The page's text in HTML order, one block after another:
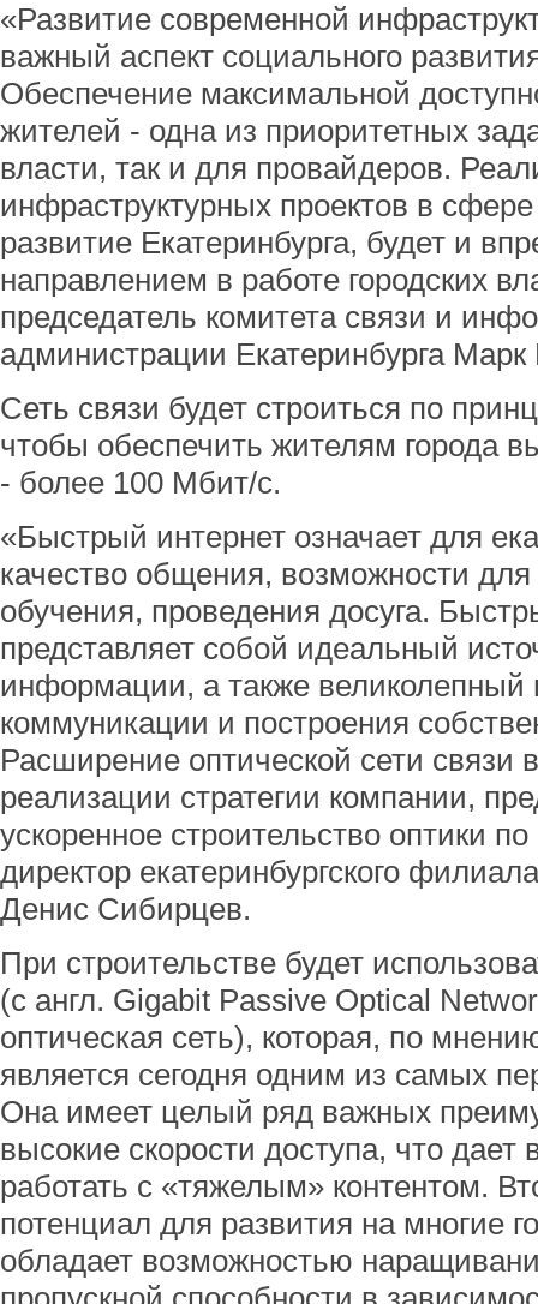
«Развитие современной
важный аспект социального
Обеспечение максимальной
жителей - одна из приоритетных
власти, так и для провайдеров.
инфраструктурных проектов в
развитие Екатеринбурга, будет и
направлением в работе городских
председатель комитета связи и
администрации Екатеринбурга
Сеть связи будет строиться по
чтобы обеспечить жителям города
- более 100 Мбит/с.
«Быстрый интернет означает для
качество общения, возможности для
обучения, проведения досуга.
представляет собой идеальный
информации, а также великолепный
коммуникации и построения
Расширение оптической сети связи
реализации стратегии компании,
ускоренное строительство оптики
директор екатеринбургского
Денис Сибирцев.
При строительстве будет
(с англ. Gigabit Passive Optical
оптическая сеть), которая, по
является сегодня одним из самых
Она имеет целый ряд важных
высокие скорости доступа, что
работать с «тяжелым» контентом.
потенциал для развития на многие
обладает возможностью